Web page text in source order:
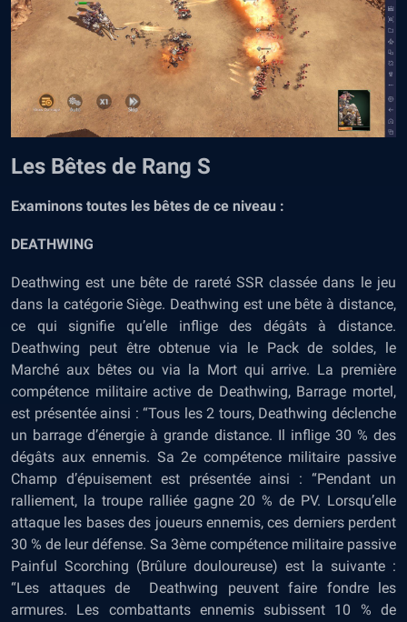
Les Bêtes de Rang S
Examinons toutes les bêtes de ce niveau :
DEATHWING
Deathwing est une bête de rareté SSR classée dans le jeu
dans la catégorie Siège. Deathwing est une bête à distance,
ce qui signifie qu’elle inflige des dégâts à distance.
Deathwing peut être obtenue via le Pack de soldes, le
Marché aux bêtes ou via la Mort qui arrive. La première
compétence militaire active de Deathwing, Barrage mortel,
est présentée ainsi : “Tous les 2 tours, Deathwing déclenche
un barrage d’énergie à grande distance. Il inflige 30 % des
dégâts aux ennemis. Sa 2e compétence militaire passive
Champ d’épuisement est présentée ainsi : “Pendant un
ralliement, la troupe ralliée gagne 20 % de PV. Lorsqu’elle
attaque les bases des joueurs ennemis, ces derniers perdent
30 % de leur défense. Sa 3ème compétence militaire passive
Painful Scorching (Brûlure douloureuse) est la suivante :
“Les attaques de Deathwing peuvent faire fondre les
armures. Les combattants ennemis subissent 10 % de